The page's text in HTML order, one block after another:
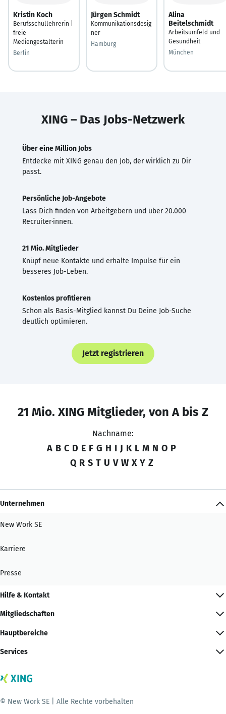
Kristin Koch
Berufsschullehrerin |
freie
Mediengestalterin
Berlin
Jürgen Schmidt
Kommunikationsdesig
ner
Hamburg
Alina
Beitelschmidt
Arbeitsumfeld und
Gesundheit
München
XING – Das Jobs-Netzwerk
Über eine Million Jobs
Entdecke mit XING genau den Job, der wirklich zu Dir
passt.
Persönliche Job-Angebote
Lass Dich finden von Arbeitgebern und über 20.000
Recruiter·innen.
21 Mio. Mitglieder
Knüpf neue Kontakte und erhalte Impulse für ein
besseres Job-Leben.
Kostenlos profitieren
Schon als Basis-Mitglied kannst Du Deine Job-Suche
deutlich optimieren.
Jetzt registrieren
21 Mio. XING Mitglieder, von A bis Z
Nachname:
A B C D E F G H I J K L M N O P
Q R S T U V W X Y Z
Unternehmen
New Work SE
Karriere
Presse
Hilfe & Kontakt
Mitgliedschaften
Hauptbereiche
Services
© New Work SE | Alle Rechte vorbehalten